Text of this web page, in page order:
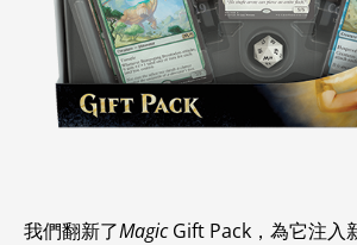
我們翻新了MagicGift Pack，為它注入